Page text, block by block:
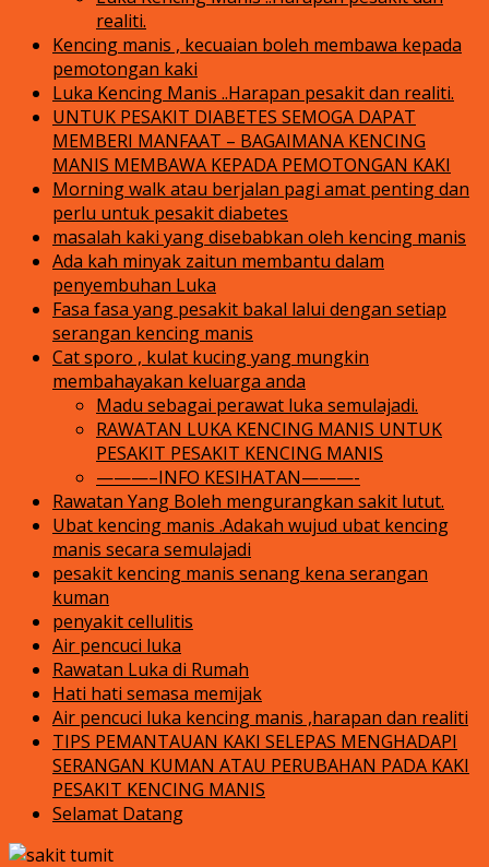
realiti.
Kencing manis , kecuaian boleh membawa kepada
pemotongan kaki
Luka Kencing Manis ..Harapan pesakit dan realiti.
UNTUK PESAKIT DIABETES SEMOGA DAPAT
MEMBERI MANFAAT – BAGAIMANA KENCING
MANIS MEMBAWA KEPADA PEMOTONGAN KAKI
Morning walk atau berjalan pagi amat penting dan
perlu untuk pesakit diabetes
masalah kaki yang disebabkan oleh kencing manis
Ada kah minyak zaitun membantu dalam
penyembuhan Luka
Fasa fasa yang pesakit bakal lalui dengan setiap
serangan kencing manis
Cat sporo , kulat kucing yang mungkin
membahayakan keluarga anda
Madu sebagai perawat luka semulajadi.
RAWATAN LUKA KENCING MANIS UNTUK
PESAKIT PESAKIT KENCING MANIS
———–INFO KESIHATAN———-
Rawatan Yang Boleh mengurangkan sakit lutut.
Ubat kencing manis .Adakah wujud ubat kencing
manis secara semulajadi
pesakit kencing manis senang kena serangan
kuman
penyakit cellulitis
Air pencuci luka
Rawatan Luka di Rumah
Hati hati semasa memijak
Air pencuci luka kencing manis ,harapan dan realiti
TIPS PEMANTAUAN KAKI SELEPAS MENGHADAPI
SERANGAN KUMAN ATAU PERUBAHAN PADA KAKI
PESAKIT KENCING MANIS
Selamat Datang